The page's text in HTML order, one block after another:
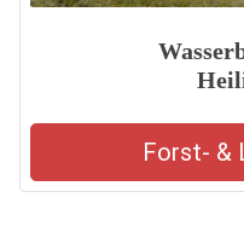
Forst- &